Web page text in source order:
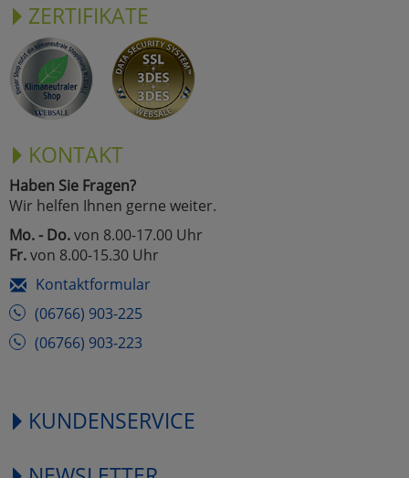
ZERTIFIKATE
KONTAKT
Haben Sie Fragen?
Wir helfen Ihnen gerne weiter.
Mo. - Do.von 8.00-17.00 Uhr
Fr.von 8.00-15.30 Uhr
Kontaktformular
(06766) 903-225
(06766) 903-223
KUNDENSERVICE